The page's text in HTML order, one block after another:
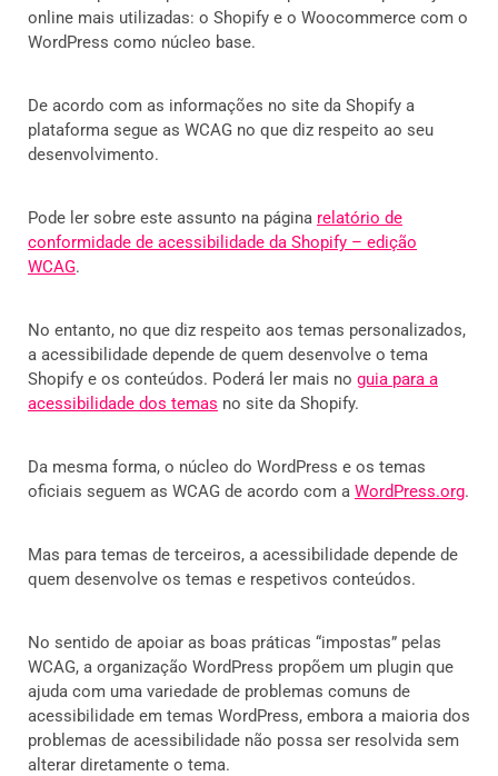
online mais utilizadas: o Shopify e o Woocommerce com o
WordPress como núcleo base.
De acordo com as informações no site da Shopify a
plataforma segue as WCAG no que diz respeito ao seu
desenvolvimento.
Pode ler sobre este assunto na página relatório de
conformidade de acessibilidade da Shopify – edição
WCAG.
No entanto, no que diz respeito aos temas personalizados,
a acessibilidade depende de quem desenvolve o tema
Shopify e os conteúdos. Poderá ler mais no guia para a
acessibilidade dos temas no site da Shopify.
Da mesma forma, o núcleo do WordPress e os temas
oficiais seguem as WCAG de acordo com a WordPress.org.
Mas para temas de terceiros, a acessibilidade depende de
quem desenvolve os temas e respetivos conteúdos.
No sentido de apoiar as boas práticas “impostas” pelas
WCAG, a organização WordPress propõem um plugin que
ajuda com uma variedade de problemas comuns de
acessibilidade em temas WordPress, embora a maioria dos
problemas de acessibilidade não possa ser resolvida sem
alterar diretamente o tema.